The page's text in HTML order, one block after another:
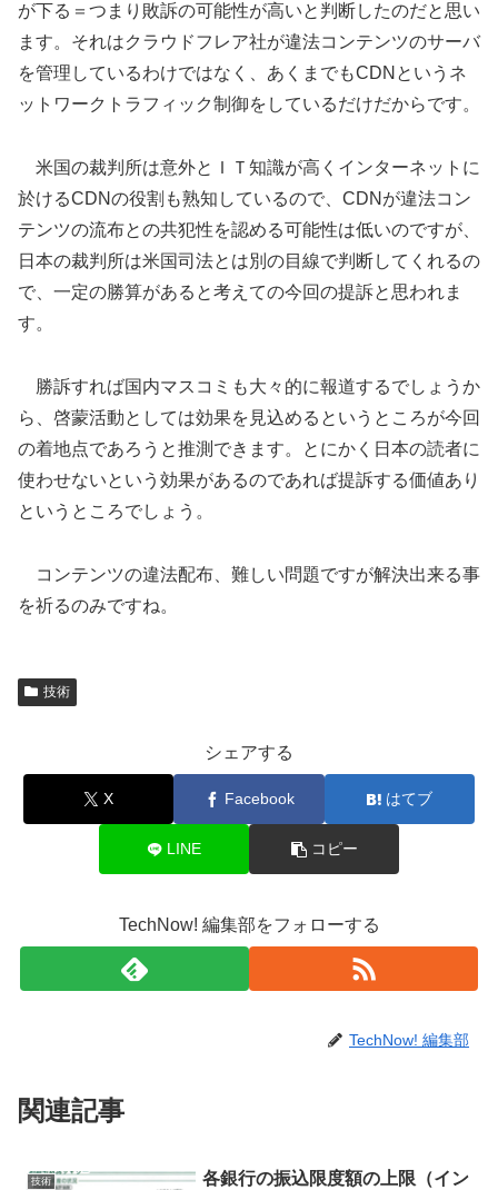
が下る＝つまり敗訴の可能性が高いと判断したのだと思い
ます。それはクラウドフレア社が違法コンテンツのサーバ
を管理しているわけではなく、あくまでもCDNというネ
ットワークトラフィック制御をしているだけだからです。
米国の裁判所は意外とＩＴ知識が高くインターネットに
於けるCDNの役割も熟知しているので、CDNが違法コン
テンツの流布との共犯性を認める可能性は低いのですが、
日本の裁判所は米国司法とは別の目線で判断してくれるの
で、一定の勝算があると考えての今回の提訴と思われま
す。
勝訴すれば国内マスコミも大々的に報道するでしょうか
ら、啓蒙活動としては効果を見込めるというところが今回
の着地点であろうと推測できます。とにかく日本の読者に
使わせないという効果があるのであれば提訴する価値あり
というところでしょう。
コンテンツの違法配布、難しい問題ですが解決出来る事
を祈るのみですね。
技術
シェアする
X Facebook はてブ
LINE コピー
TechNow! 編集部をフォローする
TechNow! 編集部
関連記事
技術
各銀行の振込限度額の上限（イン